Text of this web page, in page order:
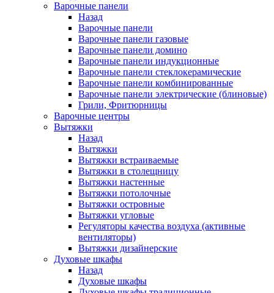
Варочные панели
Назад
Варочные панели
Варочные панели газовые
Варочные панели домино
Варочные панели индукционные
Варочные панели стеклокерамические
Варочные панели комбинированные
Варочные панели электрические (блиновые)
Грили, Фритюрницы
Варочные центры
Вытяжки
Назад
Вытяжки
Вытяжки встраиваемые
Вытяжки в столещницу
Вытяжки настенные
Вытяжки потолочные
Вытяжки островные
Вытяжки угловые
Регуляторы качества воздуха (активные
вентиляторы)
Вытяжки дизайнерские
Духовые шкафы
Назад
Духовые шкафы